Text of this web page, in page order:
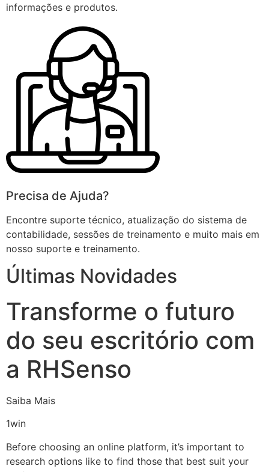
informações e produtos.
Precisa de Ajuda?
Encontre suporte técnico, atualização do sistema de
contabilidade, sessões de treinamento e muito mais em
nosso suporte e treinamento.
Últimas Novidades
Transforme o futuro
do seu escritório com
a RHSenso
Saiba Mais
1win
Before choosing an online platform, it’s important to
research options like to find those that best suit your